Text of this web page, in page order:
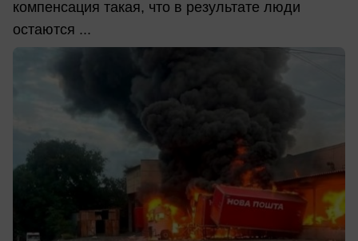
компенсация такая, что в результате люди
остаются ...